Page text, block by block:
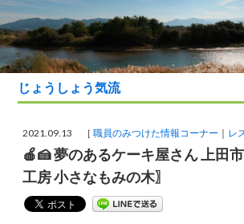
じょうしょう気流
2021.09.13 ［職員のみつけた情報コーナー レ
🍎🍰 夢のあるケーキ屋さん 上田
工房 小さなもみの木〗